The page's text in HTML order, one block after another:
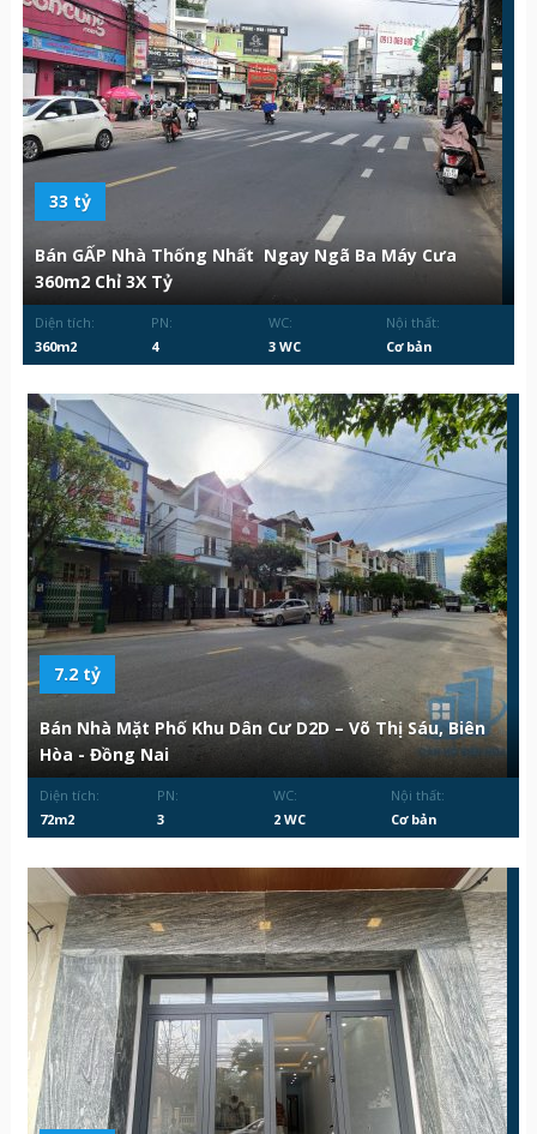
33 tỷ
Bán GẤP Nhà Thống Nhất Ngay Ngã Ba Máy Cưa
360m2 Chỉ 3X Tỷ
Diện tích:
360m2
PN:
4
WC:
3 WC
Nội thất:
Cơ bản
7.2 tỷ
Bán Nhà Mặt Phố Khu Dân Cư D2D – Võ Thị Sáu, Biên
Hòa - Đồng Nai
Diện tích:
72m2
PN:
3
WC:
2 WC
Nội thất:
Cơ bản